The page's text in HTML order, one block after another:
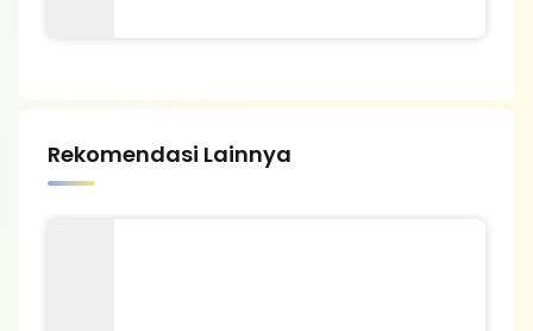
Rekomendasi Lainnya